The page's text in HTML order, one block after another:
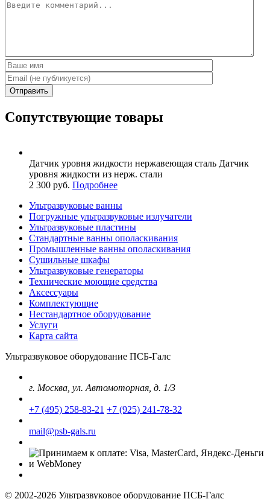
Отправить
Сопутствующие товары
Датчик уровня жидкости нержавеющая сталь Датчик
уровня жидкости из нерж. стали
2 300 руб. Подробнее
Ультразвуковые ванны
Погружные ультразвуковые излучатели
Ультразвуковые пластины
Стандартные ванны ополаскивания
Промышленные ванны ополаскивания
Сушильные шкафы
Ультразвуковые генераторы
Технические моющие средства
Аксессуары
Комплектующие
Нестандартное оборудование
Услуги
Карта сайта
Ультразвуковое оборудование ПСБ-Галс
г. Москва, ул. Автомоторная, д. 1/3
+7 (495) 258-83-21 +7 (925) 241-78-32
mail@psb-gals.ru
© 2002-2026 Ультразвуковое оборудование ПСБ-Галс